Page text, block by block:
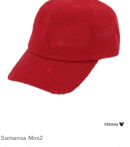
Samansa Mos2